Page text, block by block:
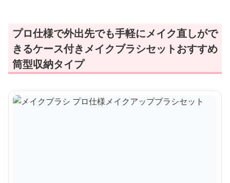
プロ仕様で外出先でも手軽にメイク直しがで
きるケース付きメイクブラシセットおすすめ
筒型収納タイプ